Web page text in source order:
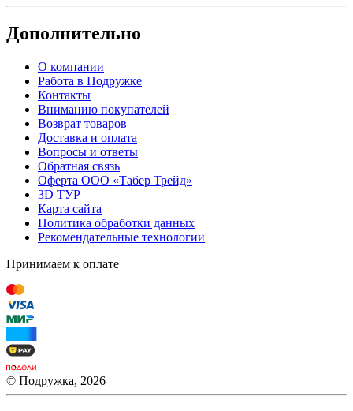
Дополнительно
О компании
Работа в Подружке
Контакты
Вниманию покупателей
Возврат товаров
Доставка и оплата
Вопросы и ответы
Обратная связь
Оферта ООО «Табер Трейд»
3D ТУР
Карта сайта
Политика обработки данных
Рекомендательные технологии
Принимаем к оплате
© Подружка, 2026